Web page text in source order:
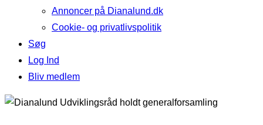
Annoncer på Dianalund.dk
Cookie- og privatlivspolitik
Søg
Log Ind
Bliv medlem